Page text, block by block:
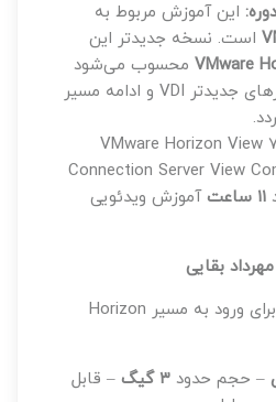
این آموزش مربوط به
است. نسخه جدیدتر این
VMwareمحسوب می‌شود
که برای یادگیری ساختارهای جدیدتر VDI و ادامه مسیر
VMware Horizon View
Connection Server View
۱۱ ساعت
آموزش ویدئویی
بقایی
برای ورود به مسیر Horizon
– حجم حدود ۳ گیگ
– قابل